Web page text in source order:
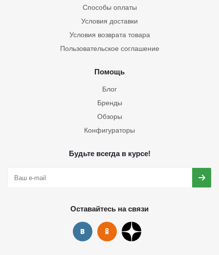
Способы оплаты
Условия доставки
Условия возврата товара
Пользовательское соглашение
Помощь
Блог
Бренды
Обзоры
Конфигураторы
Будьте всегда в курсе!
Оставайтесь на связи